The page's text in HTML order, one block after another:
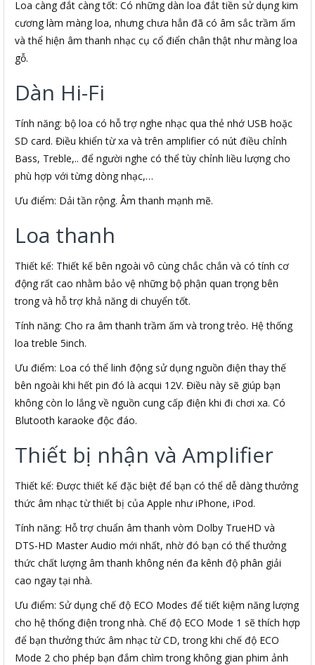
Loa càng đắt càng tốt: Có những dàn loa đắt tiền sử dụng kim
cương làm màng loa, nhưng chưa hẳn đã có âm sắc trầm ấm
và thể hiện âm thanh nhạc cụ cổ điển chân thật như màng loa
gỗ.
Dàn Hi-Fi
Tính năng: bộ loa có hỗ trợ nghe nhạc qua thẻ nhớ USB hoặc
SD card. Điều khiển từ xa và trên amplifier có nút điều chỉnh
Bass, Treble,.. để người nghe có thể tùy chỉnh liều lượng cho
phù hợp với từng dòng nhạc,…
Ưu điểm: Dải tần rộng. Âm thanh mạnh mẽ.
Loa thanh
Thiết kế: Thiết kế bên ngoài vô cùng chắc chắn và có tính cơ
động rất cao nhằm bảo vệ những bộ phận quan trọng bên
trong và hỗ trợ khả năng di chuyển tốt.
Tính năng: Cho ra âm thanh trầm ấm và trong trẻo. Hệ thống
loa treble 5inch.
Ưu điểm: Loa có thể linh động sử dụng nguồn điện thay thế
bên ngoài khi hết pin đó là acqui 12V. Điều này sẽ giúp bạn
không còn lo lắng về nguồn cung cấp điện khi đi chơi xa. Có
Blutooth karaoke độc đáo.
Thiết bị nhận và Amplifier
Thiết kế: Được thiết kế đặc biệt để bạn có thể dễ dàng thưởng
thức âm nhạc từ thiết bị của Apple như iPhone, iPod.
Tính năng: Hỗ trợ chuẩn âm thanh vòm Dolby TrueHD và
DTS-HD Master Audio mới nhất, nhờ đó bạn có thể thưởng
thức chất lượng âm thanh không nén đa kênh độ phân giải
cao ngay tại nhà.
Ưu điểm: Sử dụng chế độ ECO Modes để tiết kiệm năng lượng
cho hệ thống điện trong nhà. Chế độ ECO Mode 1 sẽ thích hợp
để bạn thưởng thức âm nhạc từ CD, trong khi chế độ ECO
Mode 2 cho phép bạn đắm chìm trong không gian phim ảnh